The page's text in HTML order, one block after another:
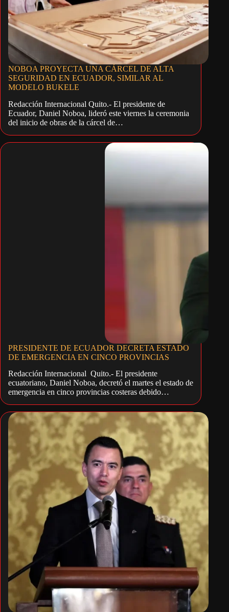
NOBOA PROYECTA UNA CÁRCEL DE ALTA
SEGURIDAD EN ECUADOR, SIMILAR AL
MODELO BUKELE
Redacción Internacional Quito.- El presidente de
Ecuador, Daniel Noboa, lideró este viernes la ceremonia
del inicio de obras de la cárcel de…
PRESIDENTE DE ECUADOR DECRETA ESTADO
DE EMERGENCIA EN CINCO PROVINCIAS
Redacción Internacional Quito.- El presidente
ecuatoriano, Daniel Noboa, decretó el martes el estado de
emergencia en cinco provincias costeras debido…